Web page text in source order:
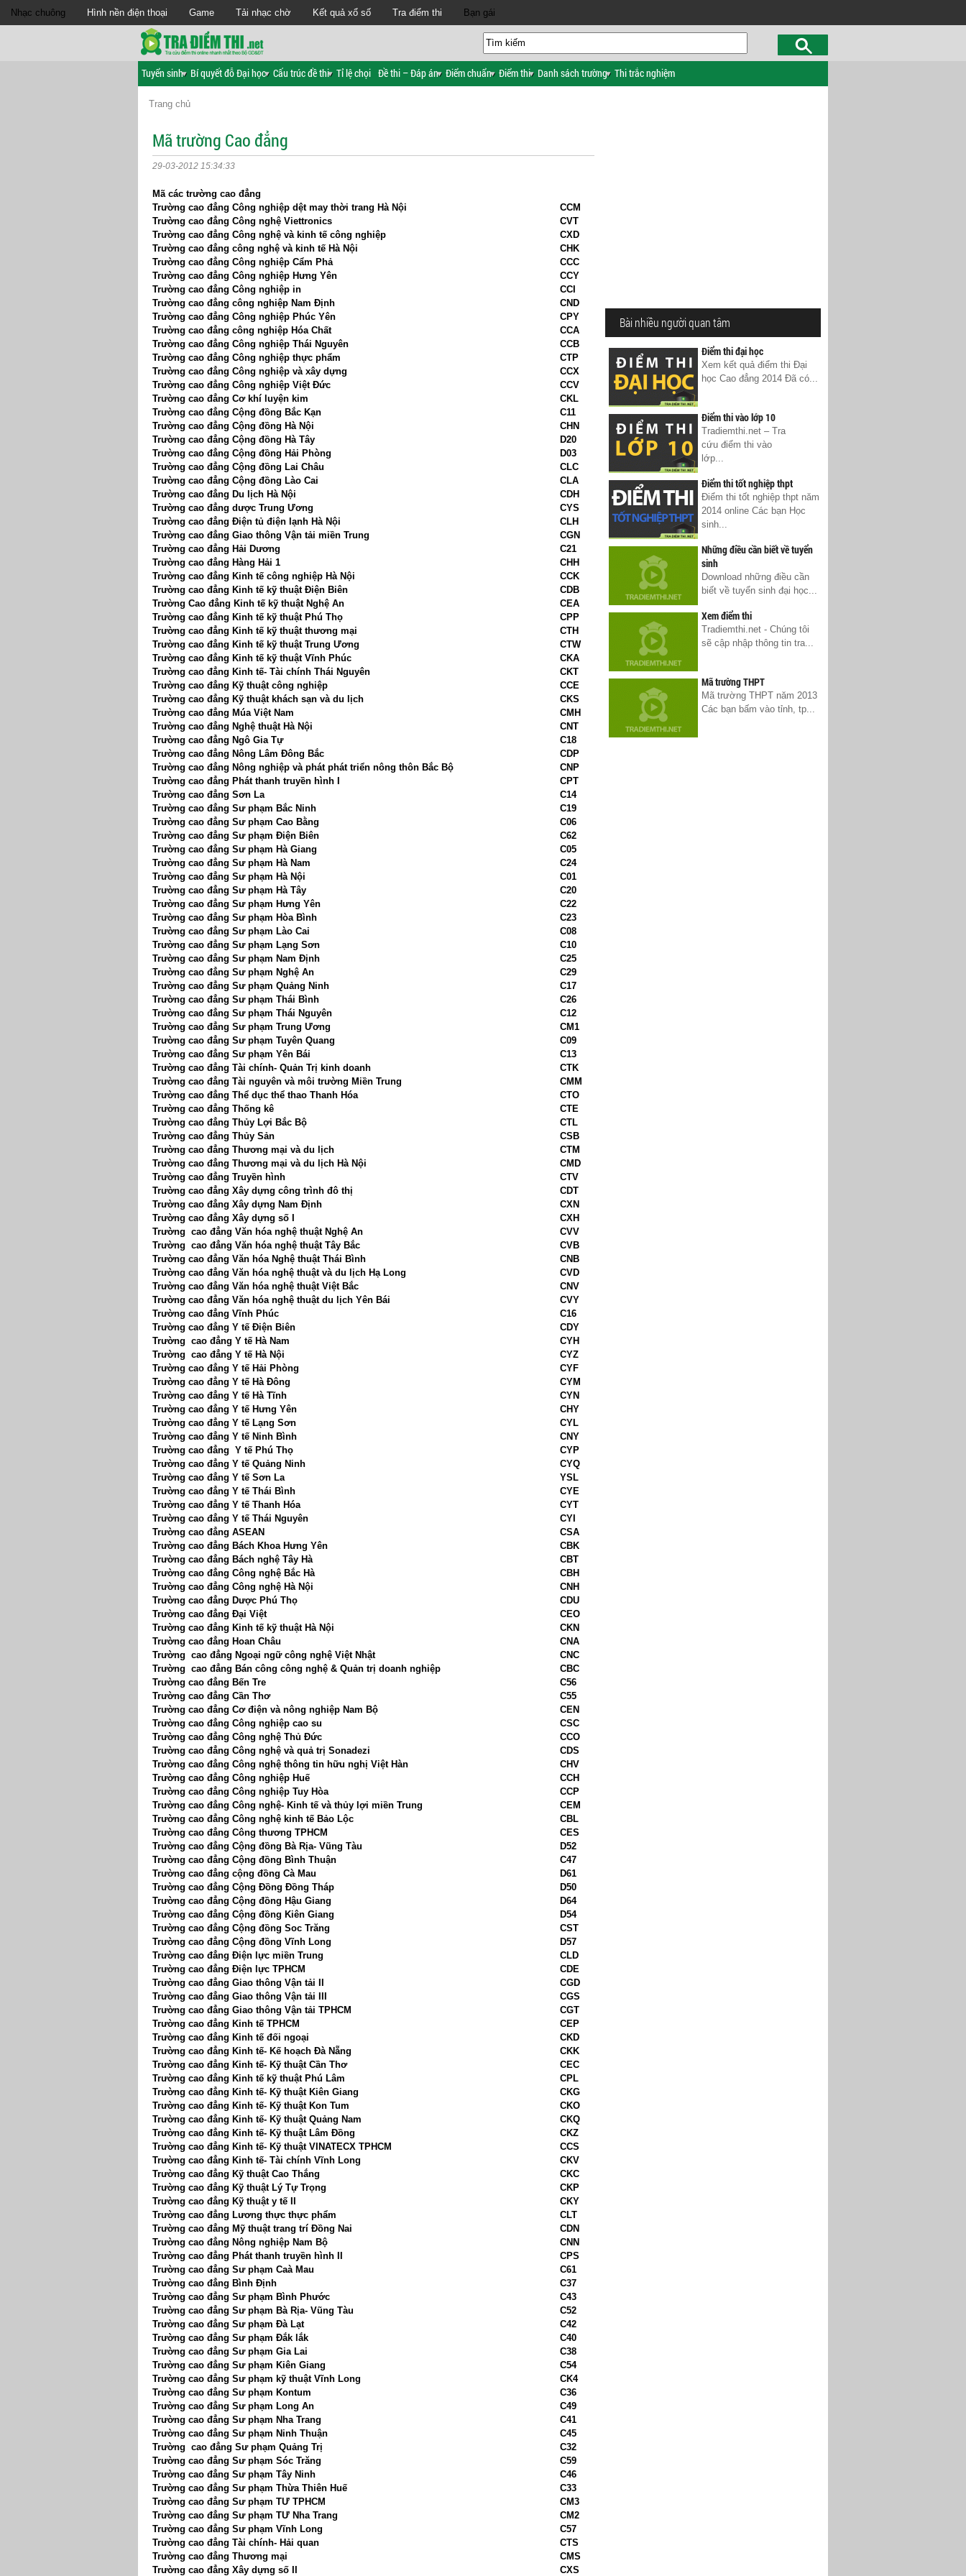
Nhạc chuông Hình nền điện thoại Game Tải nhạc chờ Kết quả xổ số Tra điểm thi Bạn gái
Tuyển sinh Bí quyết đỗ Đại học Cấu trúc đề thi Tỉ lệ chọi Đề thi – Đáp án Điểm chuẩn Điểm thi Danh sách trường Thi trắc nghiệm
Trang chủ
Mã trường Cao đẳng
29-03-2012 15:34:33
Mã các trường cao đẳng
Trường cao đẳng Công nghiệp dệt may thời trang Hà Nội
CCM
Trường cao đẳng Công nghệ Viettronics
CVT
Trường cao đẳng Công nghệ và kinh tế công nghiệp
CXD
Trường cao đẳng công nghệ và kinh tế Hà Nội
CHK
Trường cao đẳng Công nghiệp Cẩm Phả
CCC
Trường cao đẳng Công nghiệp Hưng Yên
CCY
Trường cao đẳng Công nghiệp in
CCI
Trường cao đẳng công nghiệp Nam Định
CND
Trường cao đẳng Công nghiệp Phúc Yên
CPY
Trường cao đẳng công nghiệp Hóa Chất
CCA
Trường cao đẳng Công nghiệp Thái Nguyên
CCB
Trường cao đẳng Công nghiệp thực phẩm
CTP
Trường cao đẳng Công nghiệp và xây dựng
CCX
Trường cao đẳng Công nghiệp Việt Đức
CCV
Trường cao đẳng Cơ khí luyện kim
CKL
Trường cao đẳng Cộng đồng Bắc Kạn
C11
Trường cao đẳng Cộng đồng Hà Nội
CHN
Trường cao đẳng Cộng đồng Hà Tây
D20
Trường cao đẳng Cộng đồng Hải Phòng
D03
Trường cao đẳng Cộng đồng Lai Châu
CLC
Trường cao đẳng Cộng đồng Lào Cai
CLA
Trường cao đẳng Du lịch Hà Nội
CDH
Trường cao đẳng dược Trung Ương
CYS
Trường cao đẳng Điện tủ điện lạnh Hà Nội
CLH
Trường cao đẳng Giao thông Vận tải miền Trung
CGN
Trường cao đẳng Hải Dương
C21
Trường cao đẳng Hàng Hải 1
CHH
Trường cao đẳng Kinh tế công nghiệp Hà Nội
CCK
Trường cao đẳng Kinh tế kỹ thuật Điện Biên
CDB
Trường Cao đẳng Kinh tế kỹ thuật Nghệ An
CEA
Trường cao đẳng Kinh tế kỹ thuật Phú Thọ
CPP
Trường cao đẳng Kinh tế kỹ thuật thương mại
CTH
Trường cao đẳng Kinh tế kỹ thuật Trung Ương
CTW
Trường cao đẳng Kinh tế kỹ thuật Vĩnh Phúc
CKA
Trường cao đẳng Kinh tế- Tài chính Thái Nguyên
CKT
Trường cao đẳng Kỹ thuật công nghiệp
CCE
Trường cao đẳng Kỹ thuật khách sạn và du lịch
CKS
Trường cao đẳng Múa Việt Nam
CMH
Trường cao đẳng Nghệ thuật Hà Nội
CNT
Trường cao đẳng Ngô Gia Tự
C18
Trường cao đẳng Nông Lâm Đông Bắc
CDP
Trường cao đẳng Nông nghiệp và phát phát triển nông thôn Bắc Bộ
CNP
Trường cao đẳng Phát thanh truyền hình I
CPT
Trường cao đẳng Sơn La
C14
Trường cao đẳng Sư phạm Bắc Ninh
C19
Trường cao đẳng Sư phạm Cao Bằng
C06
Trường cao đẳng Sư phạm Điện Biên
C62
Trường cao đẳng Sư phạm Hà Giang
C05
Trường cao đẳng Sư phạm Hà Nam
C24
Trường cao đẳng Sư phạm Hà Nội
C01
Trường cao đẳng Sư phạm Hà Tây
C20
Trường cao đẳng Sư phạm Hưng Yên
C22
Trường cao đẳng Sư phạm Hòa Bình
C23
Trường cao đẳng Sư phạm Lào Cai
C08
Trường cao đẳng Sư phạm Lạng Sơn
C10
Trường cao đẳng Sư phạm Nam Định
C25
Trường cao đẳng Sư phạm Nghệ An
C29
Trường cao đẳng Sư phạm Quảng Ninh
C17
Trường cao đẳng Sư phạm Thái Bình
C26
Trường cao đẳng Sư phạm Thái Nguyên
C12
Trường cao đẳng Sư phạm Trung Ương
CM1
Trường cao đẳng Sư phạm Tuyên Quang
C09
Trường cao đẳng Sư phạm Yên Bái
C13
Trường cao đẳng Tài chính- Quản Trị kinh doanh
CTK
Trường cao đẳng Tài nguyên và môi trường Miền Trung
CMM
Trường cao đẳng Thể dục thể thao Thanh Hóa
CTO
Trường cao đẳng Thống kê
CTE
Trường cao đẳng Thủy Lợi Bắc Bộ
CTL
Trường cao đẳng Thủy Sản
CSB
Trường cao đẳng Thương mại và du lịch
CTM
Trường cao đẳng Thương mại và du lịch Hà Nội
CMD
Trường cao đẳng Truyền hình
CTV
Trường cao đẳng Xây dựng công trình đô thị
CDT
Trường cao đẳng Xây dựng Nam Định
CXN
Trường cao đẳng Xây dựng số I
CXH
Trường cao đẳng Văn hóa nghệ thuật Nghệ An
CVV
Trường cao đẳng Văn hóa nghệ thuật Tây Bắc
CVB
Trường cao đẳng Văn hóa Nghệ thuật Thái Bình
CNB
Trường cao đẳng Văn hóa nghệ thuật và du lịch Hạ Long
CVD
Trường cao đẳng Văn hóa nghệ thuật Việt Bắc
CNV
Trường cao đẳng Văn hóa nghệ thuật du lịch Yên Bái
CVY
Trường cao đẳng Vĩnh Phúc
C16
Trường cao đẳng Y tế Điện Biên
CDY
Trường cao đẳng Y tế Hà Nam
CYH
Trường cao đẳng Y tế Hà Nội
CYZ
Trường cao đẳng Y tế Hải Phòng
CYF
Trường cao đẳng Y tế Hà Đông
CYM
Trường cao đẳng Y tế Hà Tĩnh
CYN
Trường cao đẳng Y tế Hưng Yên
CHY
Trường cao đẳng Y tế Lạng Sơn
CYL
Trường cao đẳng Y tế Ninh Bình
CNY
Trường cao đẳng Y tế Phú Thọ
CYP
Trường cao đẳng Y tế Quảng Ninh
CYQ
Trường cao đẳng Y tế Sơn La
YSL
Trường cao đẳng Y tế Thái Bình
CYE
Trường cao đẳng Y tế Thanh Hóa
CYT
Trường cao đẳng Y tế Thái Nguyên
CYI
Trường cao đẳng ASEAN
CSA
Trường cao đẳng Bách Khoa Hưng Yên
CBK
Trường cao đẳng Bách nghệ Tây Hà
CBT
Trường cao đẳng Công nghệ Bắc Hà
CBH
Trường cao đẳng Công nghệ Hà Nội
CNH
Trường cao đẳng Dược Phú Thọ
CDU
Trường cao đẳng Đại Việt
CEO
Trường cao đẳng Kinh tế kỹ thuật Hà Nội
CKN
Trường cao đẳng Hoan Châu
CNA
Trường cao đẳng Ngoại ngữ công nghệ Việt Nhật
CNC
Trường cao đẳng Bán công công nghệ & Quản trị doanh nghiệp
CBC
Trường cao đẳng Bến Tre
C56
Trường cao đẳng Cần Thơ
C55
Trường cao đẳng Cơ điện và nông nghiệp Nam Bộ
CEN
Trường cao đẳng Công nghiệp cao su
CSC
Trường cao đẳng Công nghệ Thủ Đức
CCO
Trường cao đẳng Công nghệ và quả trị Sonadezi
CDS
Trường cao đẳng Công nghệ thông tin hữu nghị Việt Hàn
CHV
Trường cao đẳng Công nghiệp Huế
CCH
Trường cao đẳng Công nghiệp Tuy Hòa
CCP
Trường cao đẳng Công nghệ- Kinh tế và thủy lợi miền Trung
CEM
Trường cao đẳng Công nghệ kinh tế Bảo Lộc
CBL
Trường cao đẳng Công thương TPHCM
CES
Trường cao đẳng Cộng đồng Bà Rịa- Vũng Tàu
D52
Trường cao đẳng Cộng đồng Bình Thuận
C47
Trường cao đẳng cộng đồng Cà Mau
D61
Trường cao đẳng Cộng Đồng Đồng Tháp
D50
Trường cao đẳng Cộng đồng Hậu Giang
D64
Trường cao đẳng Cộng đồng Kiên Giang
D54
Trường cao đẳng Cộng đồng Soc Trăng
CST
Trường cao đẳng Cộng đồng Vĩnh Long
D57
Trường cao đẳng Điện lực miền Trung
CLD
Trường cao đẳng Điện lực TPHCM
CDE
Trường cao đẳng Giao thông Vận tải II
CGD
Trường cao đẳng Giao thông Vận tải III
CGS
Trường cao đẳng Giao thông Vận tải TPHCM
CGT
Trường cao đẳng Kinh tế TPHCM
CEP
Trường cao đẳng Kinh tế đối ngoại
CKD
Trường cao đẳng Kinh tế- Kế hoạch Đà Nẵng
CKK
Trường cao đẳng Kinh tế- Kỹ thuật Cần Thơ
CEC
Trường cao đẳng Kinh tế kỹ thuật Phú Lâm
CPL
Trường cao đẳng Kinh tế- Kỹ thuật Kiên Giang
CKG
Trường cao đẳng Kinh tế- Kỹ thuật Kon Tum
CKO
Trường cao đẳng Kinh tế- Kỹ thuật Quảng Nam
CKQ
Trường cao đẳng Kinh tế- Kỹ thuật Lâm Đồng
CKZ
Trường cao đẳng Kinh tế- Kỹ thuật VINATECX TPHCM
CCS
Trường cao đẳng Kinh tế- Tài chính Vĩnh Long
CKV
Trường cao đẳng Kỹ thuật Cao Thắng
CKC
Trường cao đẳng Kỹ thuật Lý Tự Trọng
CKP
Trường cao đẳng Kỹ thuật y tế II
CKY
Trường cao đẳng Lương thực thực phẩm
CLT
Trường cao đẳng Mỹ thuật trang trí Đồng Nai
CDN
Trường cao đẳng Nông nghiệp Nam Bộ
CNN
Trường cao đẳng Phát thanh truyền hình II
CPS
Trường cao đẳng Sư phạm Caà Mau
C61
Trường cao đẳng Bình Định
C37
Trường cao đẳng Sư phạm Bình Phước
C43
Trường cao đẳng Sư phạm Bà Rịa- Vũng Tàu
C52
Trường cao đẳng Sư phạm Đà Lạt
C42
Trường cao đẳng Sư phạm Đắk lắk
C40
Trường cao đẳng Sư phạm Gia Lai
C38
Trường cao đẳng Sư phạm Kiên Giang
C54
Trường cao đẳng Sư phạm kỹ thuật Vĩnh Long
CK4
Trường cao đẳng Sư phạm Kontum
C36
Trường cao đẳng Sư phạm Long An
C49
Trường cao đẳng Sư phạm Nha Trang
C41
Trường cao đẳng Sư phạm Ninh Thuận
C45
Trường cao đẳng Sư phạm Quảng Trị
C32
Trường cao đẳng Sư phạm Sóc Trăng
C59
Trường cao đẳng Sư phạm Tây Ninh
C46
Trường cao đẳng Sư phạm Thừa Thiên Huế
C33
Trường cao đẳng Sư phạm TƯ TPHCM
CM3
Trường cao đẳng Sư phạm TƯ Nha Trang
CM2
Trường cao đẳng Sư phạm Vĩnh Long
C57
Trường cao đẳng Tài chính- Hải quan
CTS
Trường cao đẳng Thương mại
CMS
Trường cao đẳng Xây dựng số II
CXS
Bài nhiều người quan tâm
Điểm thi đại học
Xem kết quả điểm thi Đại
học Cao đẳng 2014 Đã có...
Điểm thi vào lớp 10
Tradiemthi.net – Tra
cứu điểm thi vào
lớp...
Điểm thi tốt nghiệp thpt
Điểm thi tốt nghiệp thpt năm
2014 online Các bạn Học
sinh...
Những điều cần biết về tuyển
sinh
Download những điều cần
biết về tuyển sinh đại học...
Xem điểm thi
Tradiemthi.net - Chúng tôi
sẽ cập nhập thông tin tra...
Mã trường THPT
Mã trường THPT năm 2013
Các bạn bấm vào tỉnh, tp...